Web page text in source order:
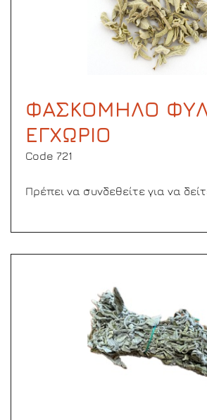
ΦΑΣΚΟΜΗΛΟ
ΕΓΧΩΡΙΟ
Code 721
Πρέπει να συνδεθείτε για να